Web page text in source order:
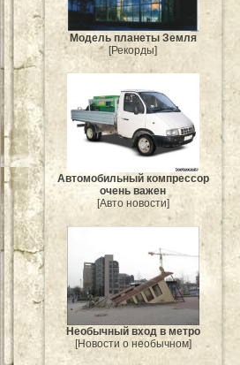
Модель планеты Земля
[Рекорды]
Автомобильный компрессор
очень важен
[Авто новости]
Необычный вход в метро
[Новости о необычном]